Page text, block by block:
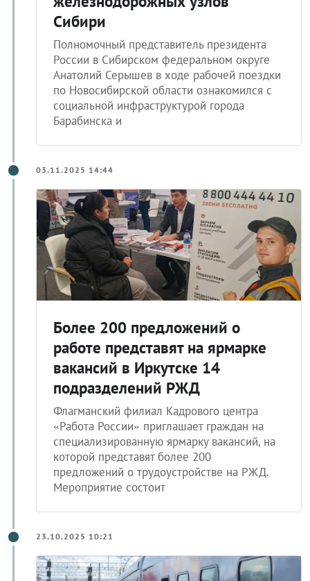
Сибири
Полномочный представитель президента
России в Сибирском федеральном округе
Анатолий Серышев в ходе рабочей поездки
по Новосибирской области ознакомился с
социальной инфраструктурой города
Барабинска и
03.11.2025 14:44
Более 200 предложений о
работе представят на ярмарке
вакансий в Иркутске 14
подразделений РЖД
Флагманский филиал Кадрового центра
«Работа России» приглашает граждан на
специализированную ярмарку вакансий, на
которой представят более 200
предложений о трудоустройстве на РЖД.
Мероприятие состоит
23.10.2025 10:21